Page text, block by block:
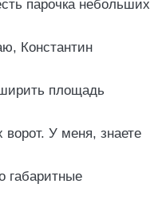
парочка небольших
Константин
площадь
ворот. У меня, знаете
габаритные